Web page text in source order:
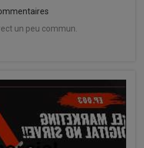
un peu commun.